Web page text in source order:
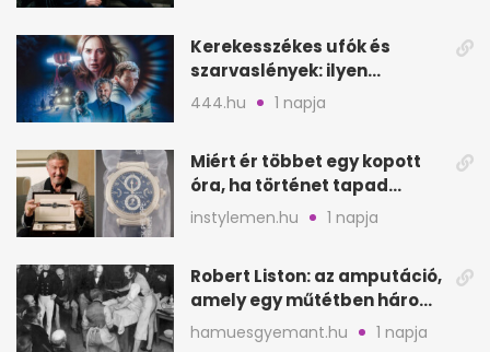
Kerekesszékes ufók és
szarvaslények: ilyen
Spielberg új filmje
444.hu 1 napja
Miért ér többet egy kopott
óra, ha történet tapad
hozzá?
instylemen.hu 1 napja
Robert Liston: az amputáció,
amely egy műtétben három
életet követelt
hamuesgyemant.hu 1 napja